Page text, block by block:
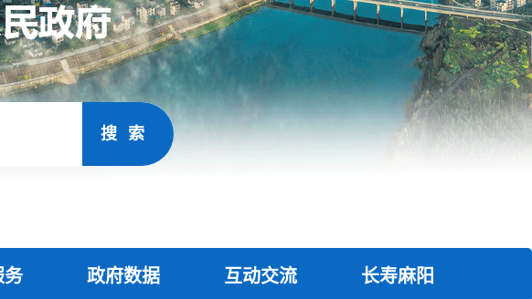
政府数据 互动交流 长寿麻阳